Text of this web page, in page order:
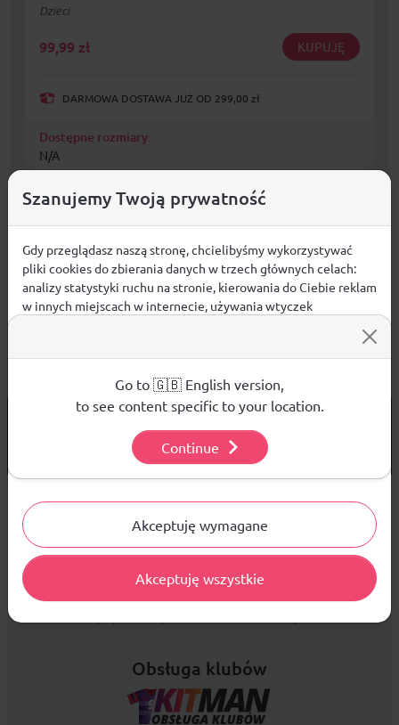
Dzieci
99,99 zł KUPUJĘ
DARMOWA DOSTAWA JUŻ OD 299,00 zł
Dostępne rozmiary:
N/A
DARMOWA WYSYŁKAod 299 PLN
14 DNINA ZWROT TOWARU
Sprzedaż hurtowa
Platforma B2B zapewnia profesjonalną obsługę biznesową i
Obsługa klubów
Szanujemy Twoją prywatność
Gdy przeglądasz naszą stronę, chcielibyśmy wykorzystywać
pliki cookies do zbierania danych w trzech głównych celach:
analizy statystyki ruchu na stronie, kierowania do Ciebie reklam
w innych miejscach w internecie, używania wtyczek
używanych plików cookies.
Aby dowiedzieć się więcej o plikach cookie i tym, jak
wykorzystujemy Twoje dane, odwiedź naszą Polityką
Akceptuję wymagane
Akceptuję wszystkie
Go to 🇬🇧 English version,
to see content specific to your location.
Continue